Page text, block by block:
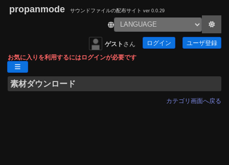
propanmode サウンドファイルの配布サイト ver 0.0.29
ゲスト さん ログイン ユーザ登録
お気に入りを利用するにはログインが必要です
素材ダウンロード
カテゴリ画面へ戻る